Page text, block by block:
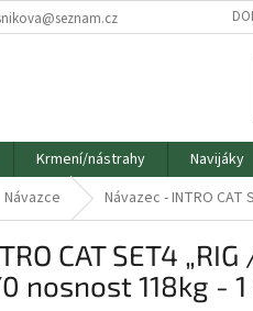
Krmení/nástrahy Navijáky
Návazce Návazec - INTRO CAT
CAT SET4
nosnost 118kg - 1